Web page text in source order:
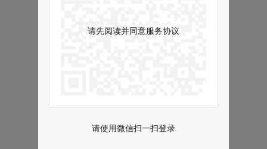
请先阅读并同意服务协议
请使用微信扫一扫登录